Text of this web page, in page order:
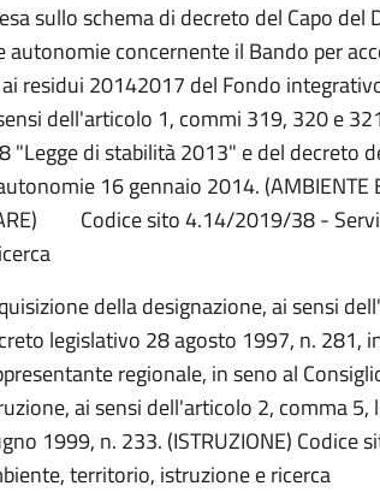
sullo schema di decreto del Capo
autonomie concernente il Bando per
residui 20142017 del Fondo
dell'articolo 1, commi 319, 320 e
"Legge di stabilità 2013" e del decreto
16 gennaio 2014. (AMBIENTE
Codice sito 4.14/2019/38 -
della designazione, ai sensi
legislativo 28 agosto 1997, n. 281,
regionale, in seno al
ai sensi dell'articolo 2, comma
1999, n. 233. (ISTRUZIONE)
territorio, istruzione e ricerca